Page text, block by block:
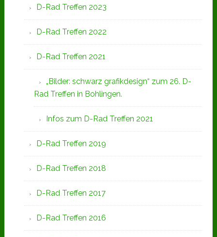
D-Rad Treffen 2023
D-Rad Treffen 2022
D-Rad Treffen 2021
„Bilder: schwarz grafikdesign“ zum 26. D-
Rad Treffen in Bohlingen.
Infos zum D-Rad Treffen 2021
D-Rad Treffen 2019
D-Rad Treffen 2018
D-Rad Treffen 2017
D-Rad Treffen 2016